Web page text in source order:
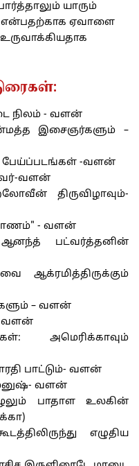
யாரும்
என்பதற்காக ஏவாளை
நிலம் - வளன்
இசைஞர்களும் –
பேய்ப்படங்கள் -வளன்
வளன்
திருவிழாவும்-
- வளன்
ஆனந்த் பட்வர்த்தனின்
ஆக்ரமித்திருக்கும்
– வளன்
வளன்
அமெரிக்காவும்
பாட்டும்- வளன்
வளன்
பாதாள உலகின்
எழுதிய